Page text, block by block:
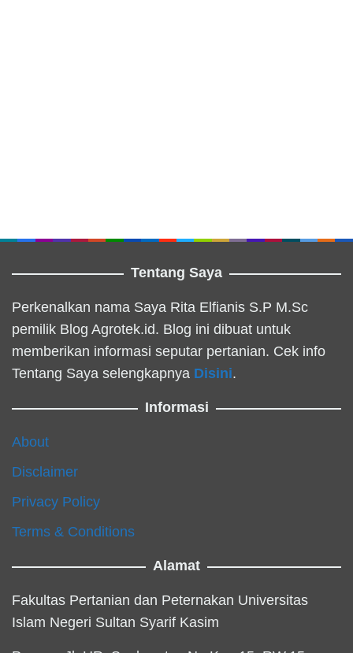
Tentang Saya
Perkenalkan nama Saya Rita Elfianis S.P M.Sc
pemilik Blog Agrotek.id. Blog ini dibuat untuk
memberikan informasi seputar pertanian. Cek info
Tentang Saya selengkapnya Disini.
Informasi
About
Disclaimer
Privacy Policy
Terms & Conditions
Alamat
Fakultas Pertanian dan Peternakan Universitas
Islam Negeri Sultan Syarif Kasim